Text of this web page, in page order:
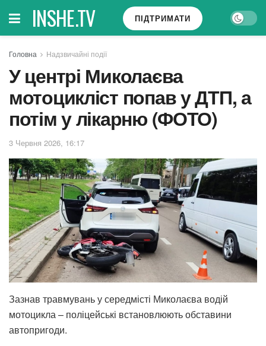
INSHE.TV ПІДТРИМАТИ
Головна Надзвичайні події
У центрі Миколаєва
мотоцикліст попав у ДТП, а
потім у лікарню (ФОТО)
3 Червня 2026, 16:17
Зазнав травмувань у середмісті Миколаєва водій
мотоцикла – поліцейські встановлюють обставини
автопригоди.